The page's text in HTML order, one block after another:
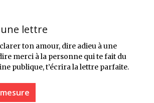
une lettre
ton amour, dire adieu à une
merci à la personne qui te fait du
publique, t’écrira la lettre parfaite.